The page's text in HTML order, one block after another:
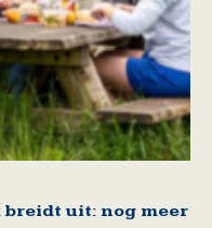
breidt uit: nog meer